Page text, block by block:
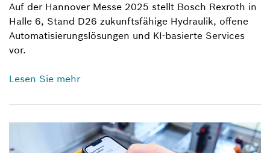
Auf der Hannover Messe 2025 stellt Bosch Rexroth in
Halle 6, Stand D26 zukunftsfähige Hydraulik, offene
Automatisierungslösungen und KI-basierte Services
vor.
Lesen Sie mehr